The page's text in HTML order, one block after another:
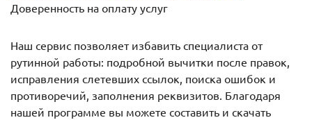
Доверенность на оплату услуг
Наш сервис позволяет избавить специалиста от
рутинной работы: подробной вычитки после правок,
исправления слетевших ссылок, поиска ошибок и
противоречий, заполнения реквизитов. Благодаря
нашей программе вы можете составить и скачать